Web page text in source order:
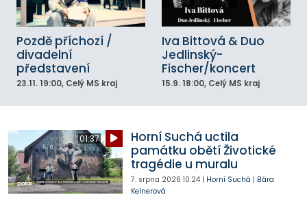
Pozdě příchozí /
divadelní
představení
23.11. 19:00, Celý MS kraj
Iva Bittová & Duo
Jedlinský-
Fischer/koncert
15.9. 18:00, Celý MS kraj
01:37
Horní Suchá uctila
památku obětí Životické
tragédie u muralu
7. srpna 2026 10:24| Horní Suchá | Bára
Kelnerová